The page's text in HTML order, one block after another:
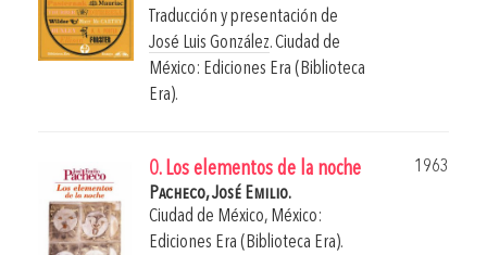
Traducción y presentación de
José Luis González.Ciudad de
México: Ediciones Era (Biblioteca
Era).
0. Los elementos de la noche
1963
Pacheco, José Emilio.
Ciudad de México, México:
Ediciones Era (Biblioteca Era).